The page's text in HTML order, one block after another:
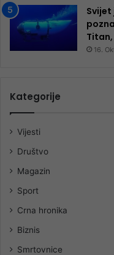
16.
Kategorije
Vijesti
Društvo
Magazin
Sport
Crna hronika
Biznis
Smrtovnice